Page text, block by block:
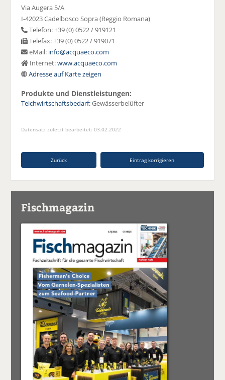
Via Augera 5/A
I-42023 Cadelbosco Sopra (Reggio Romana)
Telefon: +39 (0) 0522 / 919121
Telefax: +39 (0) 0522 / 919071
eMail: info@acquaeco.com
Internet:www.acquaeco.com
Adresse auf Karte zeigen
Produkte und Dienstleistungen:
Teichwirtschaftsbedarf:Gewässerbelüfter
Datensatz zuletzt bearbeitet: 03.02.2022
Zurück Eintrag korrigieren
Fischmagazin